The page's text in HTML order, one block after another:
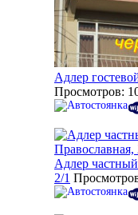
Адлер
Просмотров:
Адлер
2/1